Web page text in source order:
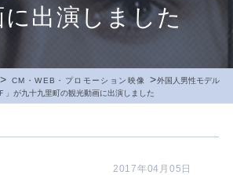
に出演しました
> CM・WEB・プロモーション映像 >外国人男性モデル
」が九十九里町の観光動画に出演しました
2017年04月05日